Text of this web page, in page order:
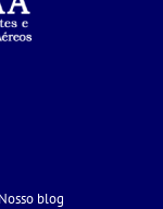
Nosso blog